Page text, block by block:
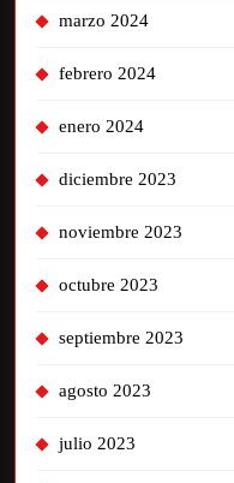
marzo 2024
febrero 2024
enero 2024
diciembre 2023
noviembre 2023
octubre 2023
septiembre 2023
agosto 2023
julio 2023